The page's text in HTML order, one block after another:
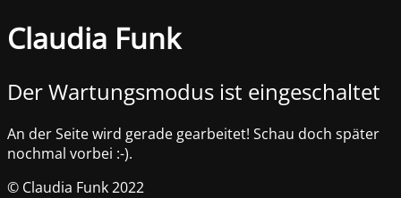
Claudia Funk
Der Wartungsmodus ist eingeschaltet
An der Seite wird gerade gearbeitet! Schau doch später
nochmal vorbei :-).
© Claudia Funk 2022